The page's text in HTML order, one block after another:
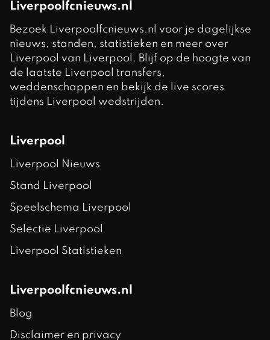
Liverpoolfcnieuws.nl
Bezoek Liverpoolfcnieuws.nl voor je dagelijkse
nieuws, standen, statistieken en meer over
Liverpool van Liverpool. Blijf op de hoogte van
de laatste Liverpool transfers,
weddenschappen en bekijk de live scores
tijdens Liverpool wedstrijden.
Liverpool
Liverpool Nieuws
Stand Liverpool
Speelschema Liverpool
Selectie Liverpool
Liverpool Statistieken
Liverpoolfcnieuws.nl
Blog
Disclaimer en privacy